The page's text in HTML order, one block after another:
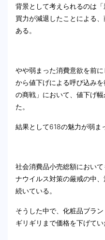
背景として考えられるのは
買力が減退したことによる
ある。
やや弱まった消費意欲を前
から値下げによる呼び込み
の商戦」において、値下げ
た。
結果として618の魅力が弱ま
社会消費品小売総額におい
ナウイルス対策の厳戒の中
続いている。
そうした中で、化粧品ブラ
ギリギリまで価格を下げてい